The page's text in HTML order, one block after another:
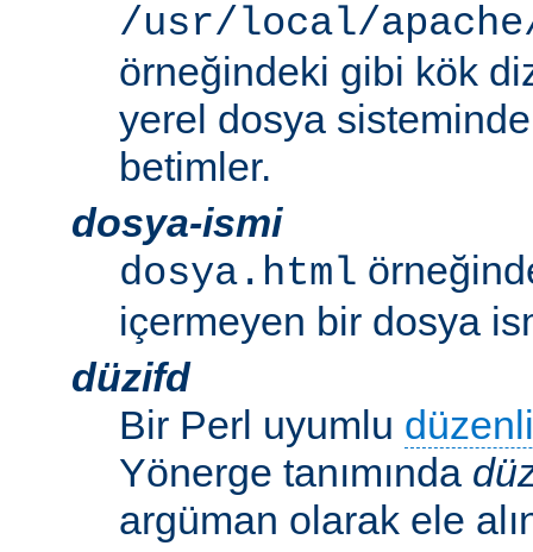
/usr/local/
örneğindeki gibi kök
yerel dosya
betimler.
dosya-ismi
dosya.html
içermeyen bir dosya
düzifd
Bir Perl uyumlu
Yönerge tanımında
argüman olarak ele